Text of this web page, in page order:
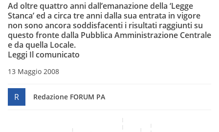
Ad oltre quattro anni dall’emanazione della ‘Legge
Stanca’ ed a circa tre anni dalla sua entrata in vigore
non sono ancora soddisfacenti i risultati raggiunti su
questo fronte dalla Pubblica Amministrazione Centrale
e da quella Locale.
Leggi Il comunicato
13 Maggio 2008
R Redazione FORUM PA